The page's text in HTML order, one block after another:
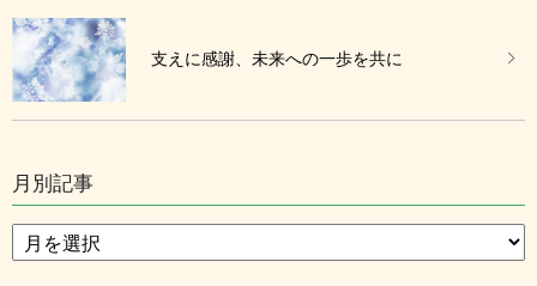
支えに感謝、未来への一歩を共に
月別記事